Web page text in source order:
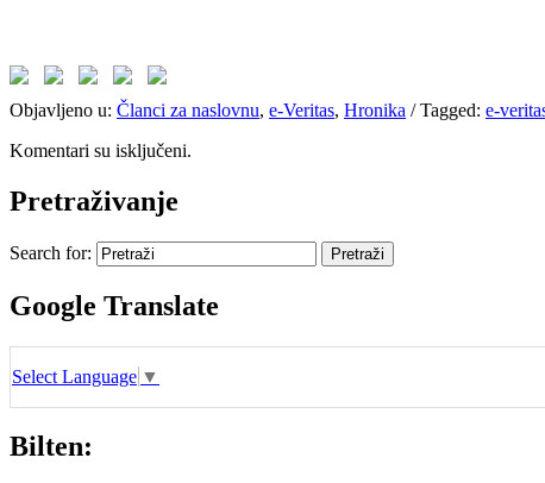
Objavljeno u: Članci za naslovnu, e-Veritas, Hronika /Tagged: e-
Komentari su isključeni.
Pretraživanje
Search for:
Google Translate
Select Language ▼
Bilten: